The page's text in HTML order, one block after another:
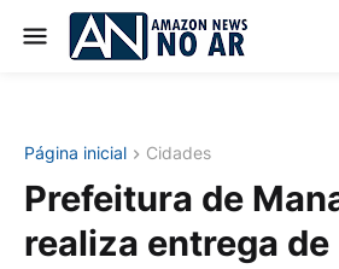
Página inicial Cidades
Prefeitura de
realiza entrega de